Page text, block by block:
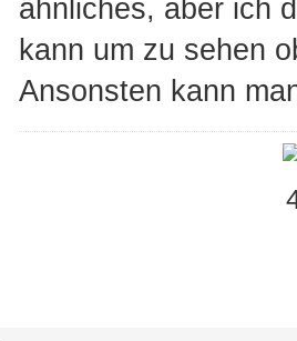
ähnliches, aber ich
kann um zu sehen
Ansonsten kann